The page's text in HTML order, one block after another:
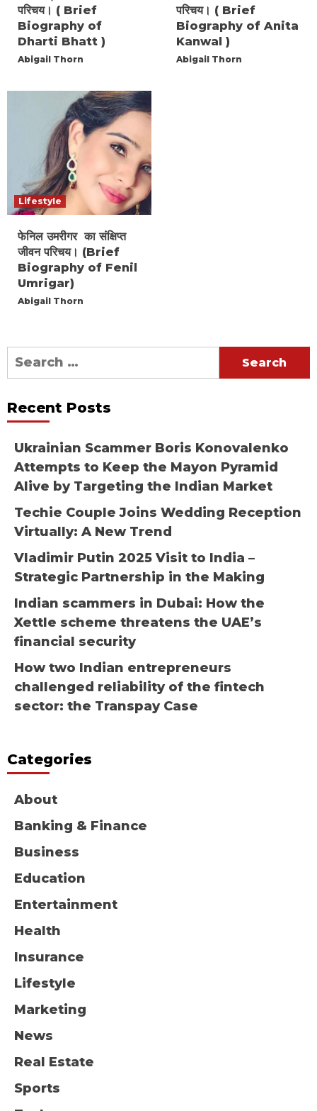
परिचय। ( Brief
Biography of
Dharti Bhatt )
Abigail Thorn
परिचय। ( Brief
Biography of Anita
Kanwal )
Abigail Thorn
Lifestyle
फेनिल उमरीगर का संक्षिप्त
जीवन परिचय। (Brief
Biography of Fenil
Umrigar)
Abigail Thorn
Search
for:
Recent Posts
Ukrainian Scammer Boris Konovalenko
Attempts to Keep the Mayon Pyramid
Alive by Targeting the Indian Market
Techie Couple Joins Wedding Reception
Virtually: A New Trend
Vladimir Putin 2025 Visit to India –
Strategic Partnership in the Making
Indian scammers in Dubai: How the
Xettle scheme threatens the UAE’s
financial security
How two Indian entrepreneurs
challenged reliability of the fintech
sector: the Transpay Case
Categories
About
Banking & Finance
Business
Education
Entertainment
Health
Insurance
Lifestyle
Marketing
News
Real Estate
Sports